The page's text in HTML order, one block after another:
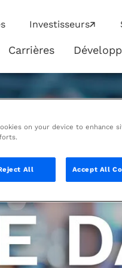
Investisseurs
Solutions
Carrières
on your device to enhance
All Accept All